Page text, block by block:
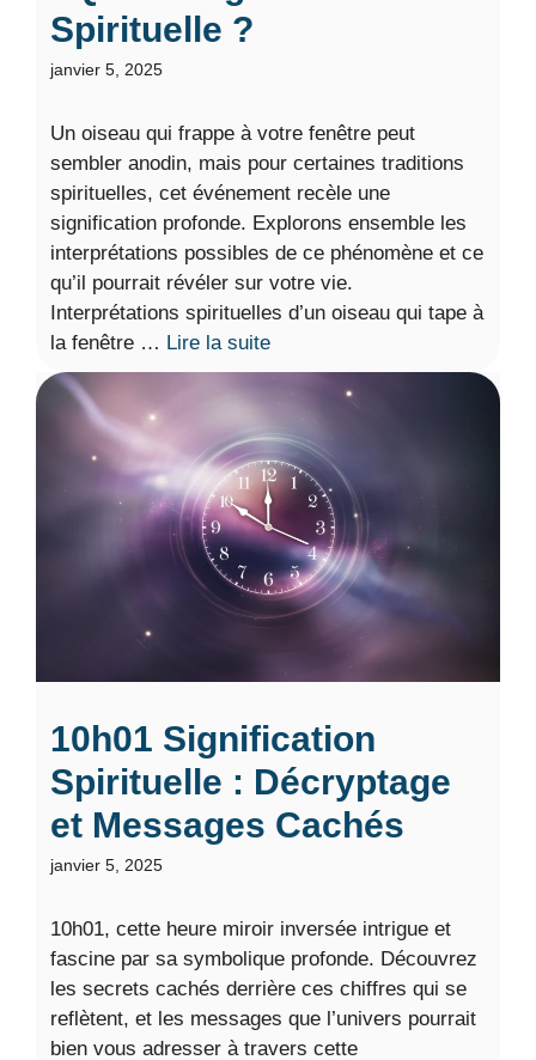
Spirituelle ?
janvier 5, 2025
Un oiseau qui frappe à votre fenêtre peut
sembler anodin, mais pour certaines traditions
spirituelles, cet événement recèle une
signification profonde. Explorons ensemble les
interprétations possibles de ce phénomène et ce
qu’il pourrait révéler sur votre vie.
Interprétations spirituelles d’un oiseau qui tape à
la fenêtre … Lire la suite
10h01 Signification
Spirituelle : Décryptage
et Messages Cachés
janvier 5, 2025
10h01, cette heure miroir inversée intrigue et
fascine par sa symbolique profonde. Découvrez
les secrets cachés derrière ces chiffres qui se
reflètent, et les messages que l’univers pourrait
bien vous adresser à travers cette